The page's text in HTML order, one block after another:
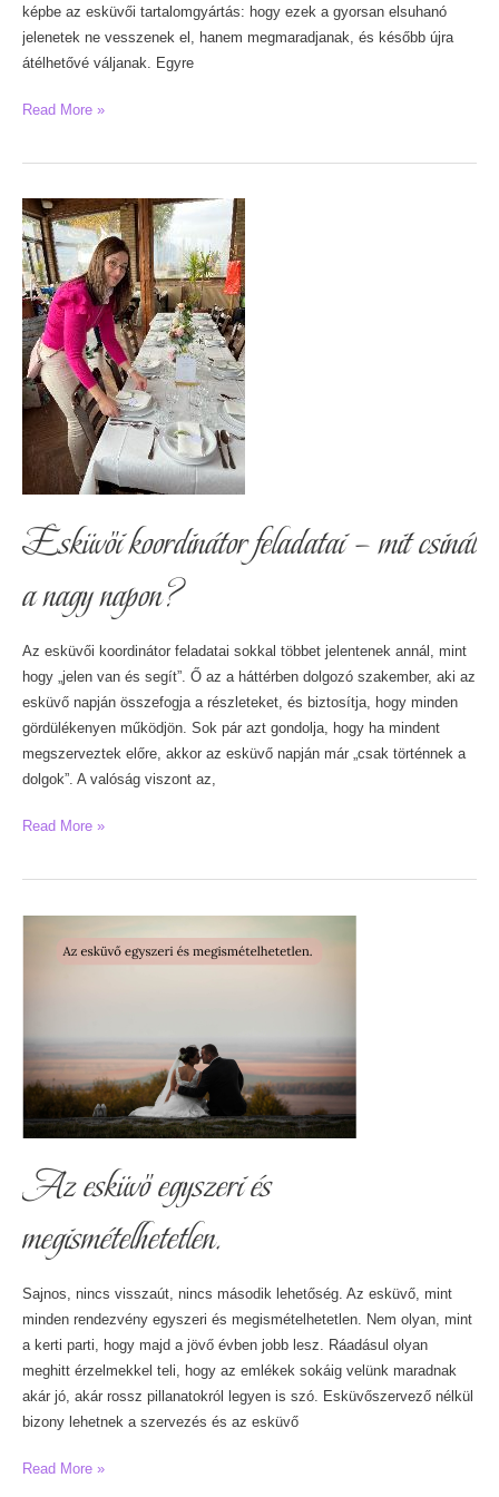
képbe az esküvői tartalomgyártás: hogy ezek a gyorsan elsuhanó
jelenetek ne vesszenek el, hanem megmaradjanak, és később újra
átélhetővé váljanak. Egyre
Esküvői
–
pillanatok,
amik
nem
akarnak
eltűnni
Read More »
Esküvői koordinátor feladatai – mit csinál
a nagy napon?
Az esküvői koordinátor feladatai sokkal többet jelentenek annál, mint
hogy „jelen van és segít”. Ő az a háttérben dolgozó szakember, aki az
esküvő napján összefogja a részleteket, és biztosítja, hogy minden
gördülékenyen működjön. Sok pár azt gondolja, hogy ha mindent
megszerveztek előre, akkor az esküvő napján már „csak történnek a
dolgok”. A valóság viszont az,
Esküvői
feladatai
Read More »
Az esküvő egyszeri és
megismételhetetlen.
Sajnos, nincs visszaút, nincs második lehetőség. Az esküvő, mint
minden rendezvény egyszeri és megismételhetetlen. Nem olyan, mint
a kerti parti, hogy majd a jövő évben jobb lesz. Ráadásul olyan
meghitt érzelmekkel teli, hogy az emlékek sokáig velünk maradnak
akár jó, akár rossz pillanatokról legyen is szó. Esküvőszervező nélkül
bizony lehetnek a szervezés és az esküvő
Az
Read More »